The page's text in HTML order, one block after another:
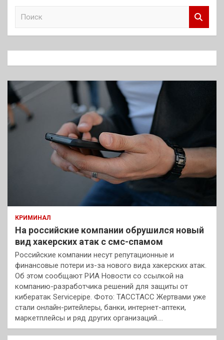
к
КРИМИНАЛ
На российские компании обрушился новый
вид хакерских атак с смс-спамом
Российские компании несут репутационные и
финансовые потери из-за нового вида хакерских атак.
Об этом сообщают РИА Новости со ссылкой на
компанию-разработчика решений для защиты от
кибератак Servicepipe. Фото: ТАССТАСС Жертвами уже
стали онлайн-ритейлеры, банки, интернет-аптеки,
маркетплейсы и ряд других организаций.…